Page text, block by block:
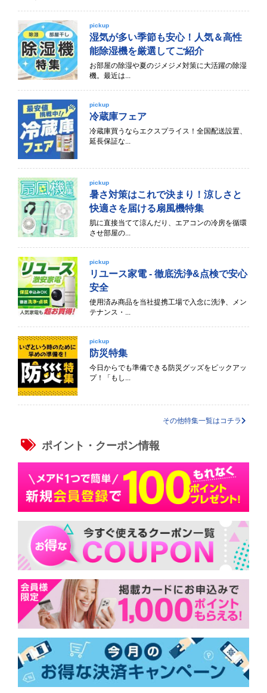
pickup
湿気が多い季節も安心！人気＆高性
能除湿機を厳選してご紹介
お部屋の除湿や夏のジメジメ対策に大活躍の除湿
機。最近は...
pickup
冷蔵庫フェア
冷蔵庫買うならエクスプライス！全国配送設置、
延長保証な...
pickup
暑さ対策はこれで決まり！涼しさと
快適さを届ける扇風機特集
肌に直接当てて涼んだり、エアコンの冷房を循環
させ部屋の...
pickup
リユース家電 - 徹底洗浄&点検で安心
安全
使用済み商品を当社提携工場で入念に洗浄、メン
テナンス・...
pickup
防災特集
今日からでも準備できる防災グッズをピックアッ
プ！「もし...
その他特集一覧はコチラ
ポイント・クーポン情報